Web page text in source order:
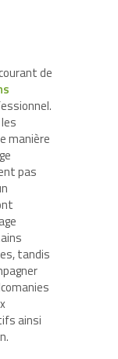
de
manière
pas
tandis
ainsi